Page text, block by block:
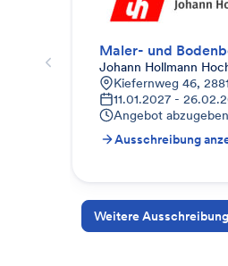
Maler- und
Johann Hollmann
Kiefernweg 46,
11.01.2027 -
Angebot
Ausschreibung
Weitere